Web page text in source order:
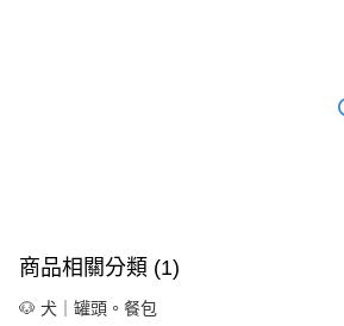
商品相關分類 (1)
🐶 犬｜罐頭。餐包